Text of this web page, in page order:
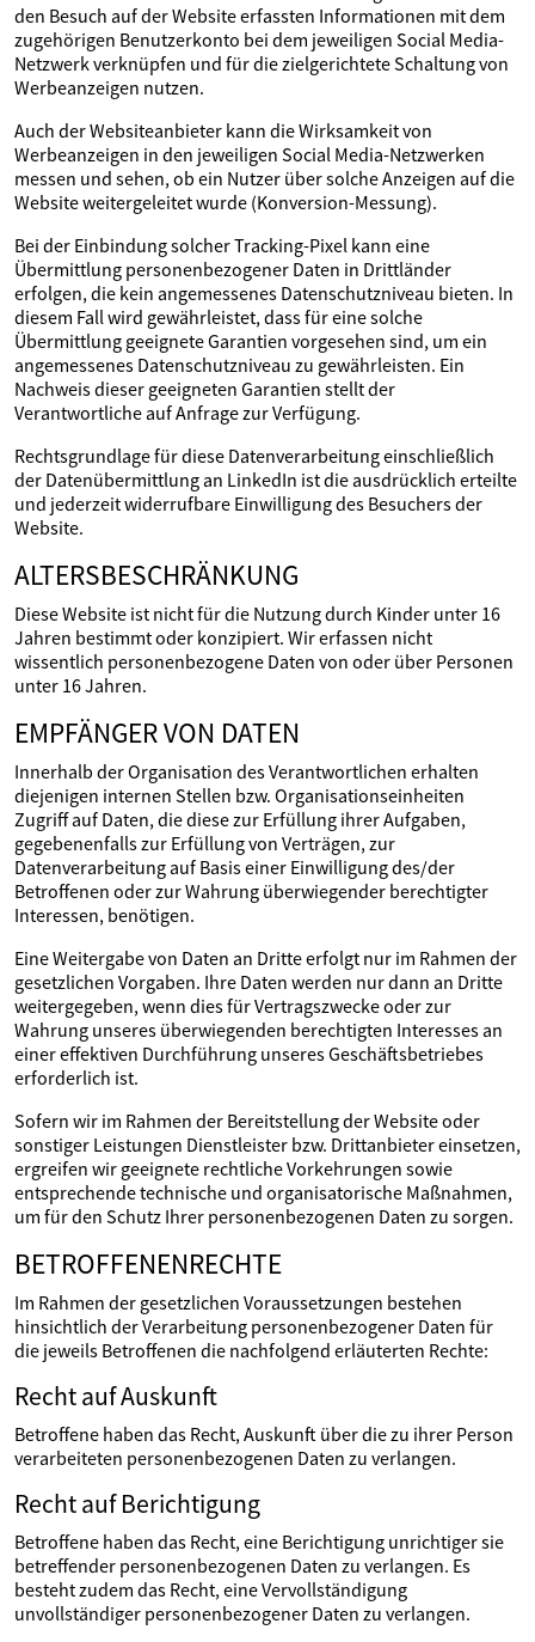
den Besuch auf der Website erfassten Informationen mit dem
zugehörigen Benutzerkonto bei dem jeweiligen Social Media-
Netzwerk verknüpfen und für die zielgerichtete Schaltung von
Werbeanzeigen nutzen.
Auch der Websiteanbieter kann die Wirksamkeit von
Werbeanzeigen in den jeweiligen Social Media-Netzwerken
messen und sehen, ob ein Nutzer über solche Anzeigen auf die
Website weitergeleitet wurde (Konversion-Messung).
Bei der Einbindung solcher Tracking-Pixel kann eine
Übermittlung personenbezogener Daten in Drittländer
erfolgen, die kein angemessenes Datenschutzniveau bieten. In
diesem Fall wird gewährleistet, dass für eine solche
Übermittlung geeignete Garantien vorgesehen sind, um ein
angemessenes Datenschutzniveau zu gewährleisten. Ein
Nachweis dieser geeigneten Garantien stellt der
Verantwortliche auf Anfrage zur Verfügung.
Rechtsgrundlage für diese Datenverarbeitung einschließlich
der Datenübermittlung an LinkedIn ist die ausdrücklich erteilte
und jederzeit widerrufbare Einwilligung des Besuchers der
Website.
ALTERSBESCHRÄNKUNG
Diese Website ist nicht für die Nutzung durch Kinder unter 16
Jahren bestimmt oder konzipiert. Wir erfassen nicht
wissentlich personenbezogene Daten von oder über Personen
unter 16 Jahren.
EMPFÄNGER VON DATEN
Innerhalb der Organisation des Verantwortlichen erhalten
diejenigen internen Stellen bzw. Organisationseinheiten
Zugriff auf Daten, die diese zur Erfüllung ihrer Aufgaben,
gegebenenfalls zur Erfüllung von Verträgen, zur
Datenverarbeitung auf Basis einer Einwilligung des/der
Betroffenen oder zur Wahrung überwiegender berechtigter
Interessen, benötigen.
Eine Weitergabe von Daten an Dritte erfolgt nur im Rahmen der
gesetzlichen Vorgaben. Ihre Daten werden nur dann an Dritte
weitergegeben, wenn dies für Vertragszwecke oder zur
Wahrung unseres überwiegenden berechtigten Interesses an
einer effektiven Durchführung unseres Geschäftsbetriebes
erforderlich ist.
Sofern wir im Rahmen der Bereitstellung der Website oder
sonstiger Leistungen Dienstleister bzw. Drittanbieter einsetzen,
ergreifen wir geeignete rechtliche Vorkehrungen sowie
entsprechende technische und organisatorische Maßnahmen,
um für den Schutz Ihrer personenbezogenen Daten zu sorgen.
BETROFFENENRECHTE
Im Rahmen der gesetzlichen Voraussetzungen bestehen
hinsichtlich der Verarbeitung personenbezogener Daten für
die jeweils Betroffenen die nachfolgend erläuterten Rechte:
Recht auf Auskunft
Betroffene haben das Recht, Auskunft über die zu ihrer Person
verarbeiteten personenbezogenen Daten zu verlangen.
Recht auf Berichtigung
Betroffene haben das Recht, eine Berichtigung unrichtiger sie
betreffender personenbezogenen Daten zu verlangen. Es
besteht zudem das Recht, eine Vervollständigung
unvollständiger personenbezogener Daten zu verlangen.